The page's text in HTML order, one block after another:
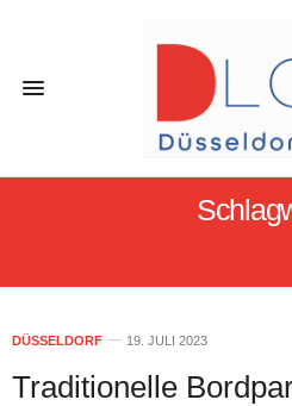
DÜSSELDORF 19. JULI 2023
Traditionelle